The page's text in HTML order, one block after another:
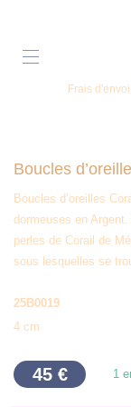
Frais
Boucles
Boucles d’oreilles
dormeuses en
perles de Corail de
sous lesquelles se
25B0019
4 cm
45 € 1